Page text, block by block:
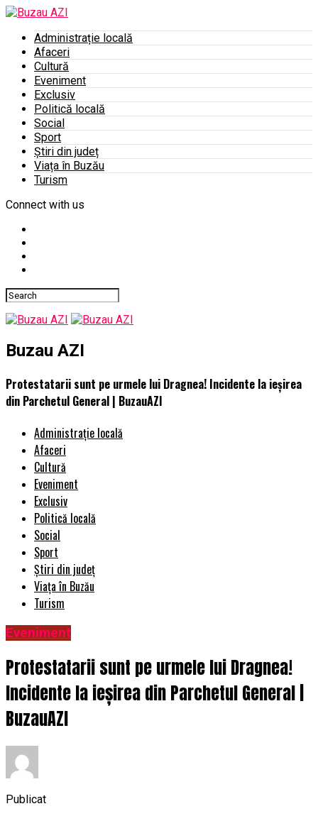
Administrație locală
Afaceri
Cultură
Eveniment
Exclusiv
Politică locală
Social
Sport
Știri din județ
Viața în Buzău
Turism
Connect with us
Buzau AZI
Protestatarii sunt pe urmele lui Dragnea! Incidente la ieșirea
din Parchetul General | BuzauAZI
Administrație locală
Afaceri
Cultură
Eveniment
Exclusiv
Politică locală
Social
Sport
Știri din județ
Viața în Buzău
Turism
Eveniment
Protestatarii sunt pe urmele lui Dragnea!
Incidente la ieșirea din Parchetul General |
BuzauAZI
Publicat